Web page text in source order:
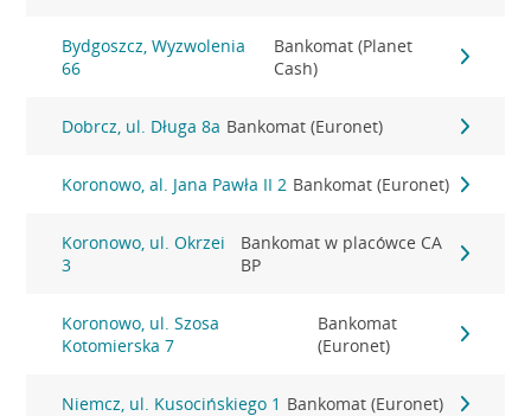
Bydgoszcz, Wyzwolenia
66
Bankomat (Planet
Cash)
Dobrcz, ul. Długa 8a Bankomat (Euronet)
Koronowo, al. Jana Pawła II 2 Bankomat (Euronet)
Koronowo, ul. Okrzei
3
Bankomat w placówce CA
BP
Koronowo, ul. Szosa
Kotomierska 7
Bankomat
(Euronet)
Niemcz, ul. Kusocińskiego 1 Bankomat (Euronet)